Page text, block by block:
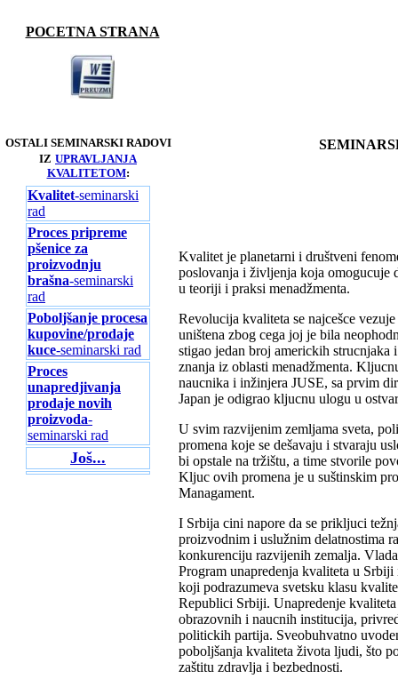
POCETNA STRANA
OSTALI SEMINARSKI RADOVI
IZ UPRAVLJANJA
KVALITETOM:
Kvalitet-seminarski
rad
Proces pripreme
pšenice za
proizvodnju
brašna-seminarski
rad
Poboljšanje procesa
kupovine/prodaje
kuce-seminarski rad
Proces
unapredjivanja
prodaje novih
proizvoda-
seminarski rad
Još...
Kvalitet je planetarni i društveni
poslovanja i življenja koja omogucuje
u teoriji i praksi menadžmenta.
Revolucija kvaliteta se najcešce
uništena zbog cega joj je bila
stigao jedan broj americkih
znanja iz oblasti menadžmenta.
naucnika i inžinjera JUSE, sa prvim
Japan je odigrao kljucnu ulogu u
U svim razvijenim zemljama sveta,
promena koje se dešavaju i stvaraju
bi opstale na tržištu, a time stvorile
Kljuc ovih promena je u suštinskim
Managament.
I Srbija cini napore da se prikljuci
proizvodnim i uslužnim delatnostima
konkurenciju razvijenih zemalja.
Program unapredenja kvaliteta u
koji podrazumeva svetsku klasu
Republici Srbiji. Unapredenje
obrazovnih i naucnih institucija,
politickih partija. Sveobuhvatno
poboljšanja kvaliteta života ljudi, što
zaštitu zdravlja i bezbednosti.